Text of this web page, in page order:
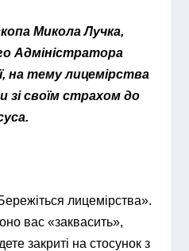
Микола Лучка,
Адміністратора
на тему лицемірства
зі своїм страхом до
лицемірства».
вас «заквасить»,
закриті на стосунок з